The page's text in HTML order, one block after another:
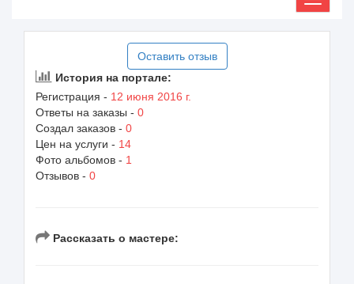
Оставить отзыв
История на портале:
Регистрация - 12 июня 2016 г.
Ответы на заказы - 0
Создал заказов - 0
Цен на услуги - 14
Фото альбомов - 1
Отзывов - 0
Рассказать о мастере: